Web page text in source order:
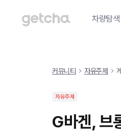
차량탐색
커뮤니티 자유주제
자유주제
G바겐, 브